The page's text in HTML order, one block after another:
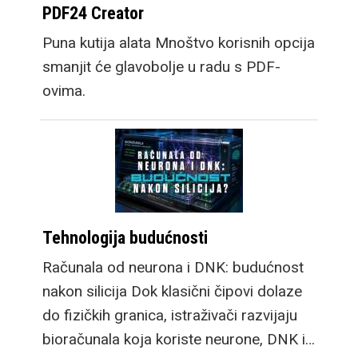
PDF24 Creator
Puna kutija alata Mnoštvo korisnih opcija
smanjit će glavobolje u radu s PDF-
ovima.
Tehnologija budućnosti
Računala od neurona i DNK: budućnost
nakon silicija Dok klasični čipovi dolaze
do fizičkih granica, istraživači razvijaju
bioračunala koja koriste neurone, DNK i…